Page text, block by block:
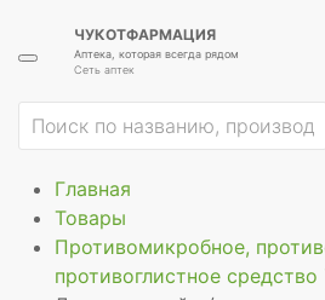
ЧУКОТФАРМАЦИЯ
Аптека, которая всегда рядом
Сеть аптек
Главная
Товары
Противомикробное,
противоглистное средство